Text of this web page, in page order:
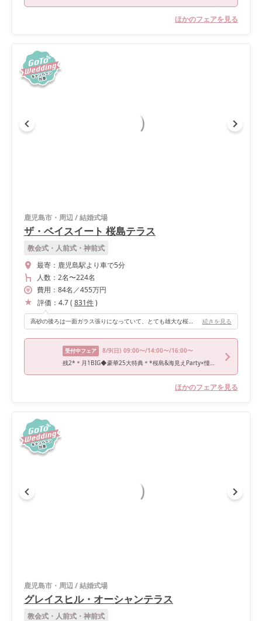
ほかのフェアを見る
鹿児島市・周辺/結婚式場
ザ・ベイスイート 桜島テラス
教会式・人前式・神前式
最寄： 鹿児島駅より車で5分
人数： 2名〜224名
費用： 84名 ／455万円
評価： 4.7( 831件)
高砂の後ろは一面ガラス張りになっていて、とても雄大な桜島を背景にすることができます。 また、プロジェクションマッピングを利用した入場演出はゲストの皆さんに必ず喜んでもらえると思います。新婦の手紙の際にはサンクスムービーも流し、支えてくれた家族に感謝の気持ちを伝えられるようにしました。 続きを見る
受付中フェア 8/9(日) 09:00〜/14:00〜/16:00〜
残2*＊月1BIG◆豪華25大特典＊*桜島&海見えParty×憧れドレス無料&挙式料0キャンペーン×とろける厳選和牛♪
ほかのフェアを見る
鹿児島市・周辺/結婚式場
グレイスヒル・オーシャンテラス
教会式・人前式・神前式